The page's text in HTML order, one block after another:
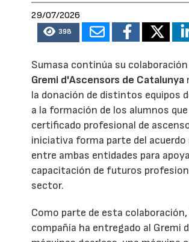
29/07/2026
398
Sumasa continúa su
Gremi d'Ascensors de Catalunya
la donación de distintos equipos
a la formación de los alumnos
certificado profesional de
iniciativa forma parte del
entre ambas entidades para
capacitación de futuros
sector.
Como parte de esta colaboración,
compañía ha entregado al Gremi